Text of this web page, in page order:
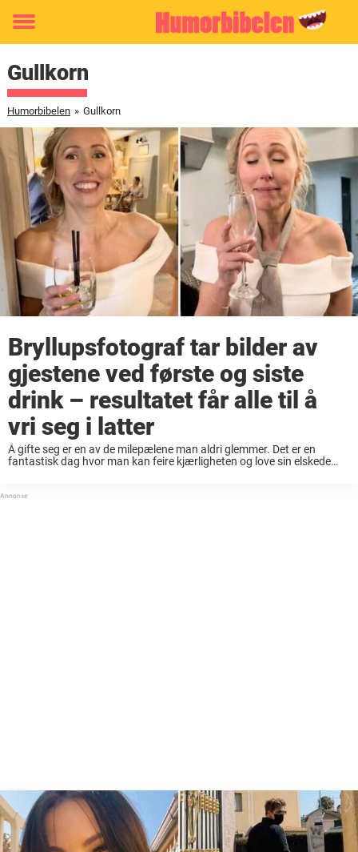
Toggle
Gullkorn
Humorbibelen » Gullkorn
Bryllupsfotograf tar bilder av
gjestene ved første og siste
drink – resultatet får alle til å
vri seg i latter
Å gifte seg er en av de milepælene man aldri glemmer. Det er en
fantastisk dag hvor man kan feire kjærligheten og love sin elskede